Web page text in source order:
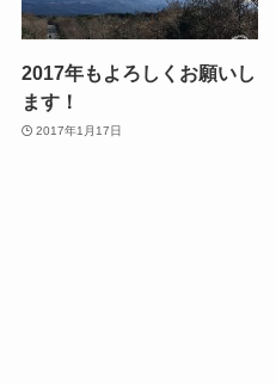
2017年もよろしくお願いし
ます！
2017年1月17日